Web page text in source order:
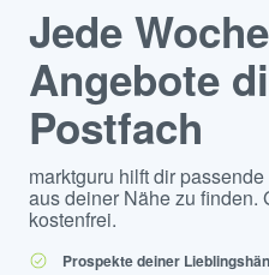
Jede
Angebote
Postfach
marktguru hilft dir
aus deiner Nähe zu finden.
kostenfrei.
Prospekte deiner